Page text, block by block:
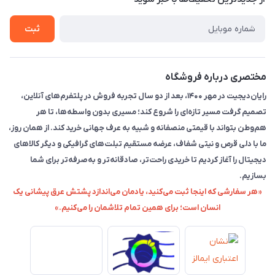
راهنما
ثبت
مختصری درباره فروشگاه
رایان‌دیجیت در مهر ۱۴۰۰، بعد از دو سال تجربه فروش در پلتفرم‌های آنلاین،
تصمیم گرفت مسیر تازه‌ای را شروع کند؛ مسیری بدون واسطه‌ها، تا هر
هم‌وطن بتواند با قیمتی منصفانه و شبیه به عرف جهانی خرید کند. از همان روز،
ما با دلی قرص و نیتی شفاف، عرضه مستقیم تبلت‌های گرافیکی و دیگر کالاهای
دیجیتال را آغاز کردیم تا خریدی راحت‌تر، صادقانه‌تر و به‌صرفه‌تر برای شما
بسازیم.
«هر سفارشی که اینجا ثبت می‌کنید، یادمان می‌اندازد پشتش عرق پیشانی یک
انسان است؛ برای همین تمام تلاشمان را می‌کنیم.»